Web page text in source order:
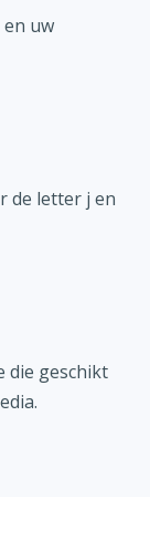
uw
de letter j en
die geschikt